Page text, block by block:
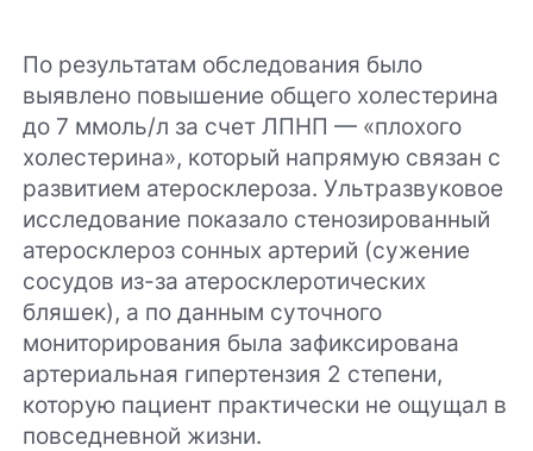
По результатам обследования было
выявлено повышение общего холестерина
до 7 ммоль/л за счет ЛПНП — «плохого
холестерина», который напрямую связан с
развитием атеросклероза. Ультразвуковое
исследование показало стенозированный
атеросклероз сонных артерий (сужение
сосудов из-за атеросклеротических
бляшек), а по данным суточного
мониторирования была зафиксирована
артериальная гипертензия 2 степени,
которую пациент практически не ощущал в
повседневной жизни.